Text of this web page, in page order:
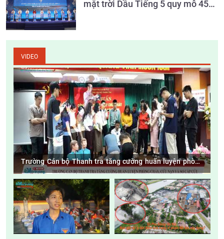
mặt trời Dầu Tiếng 5 quy mô 450
VIDEO
Trường Cán bộ Thanh tra tăng cường huấn luyện phòng
cháy, cứu nạn và sơ cấp cứu